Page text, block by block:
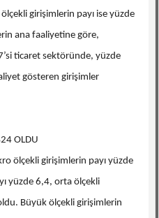
girişimlerin payı ise yüzde
ana faaliyetine göre,
ticaret sektöründe, yüzde
gösteren girişimler
OLDU
ölçekli girişimlerin payı yüzde
yüzde 6,4, orta ölçekli
Büyük ölçekli girişimlerin